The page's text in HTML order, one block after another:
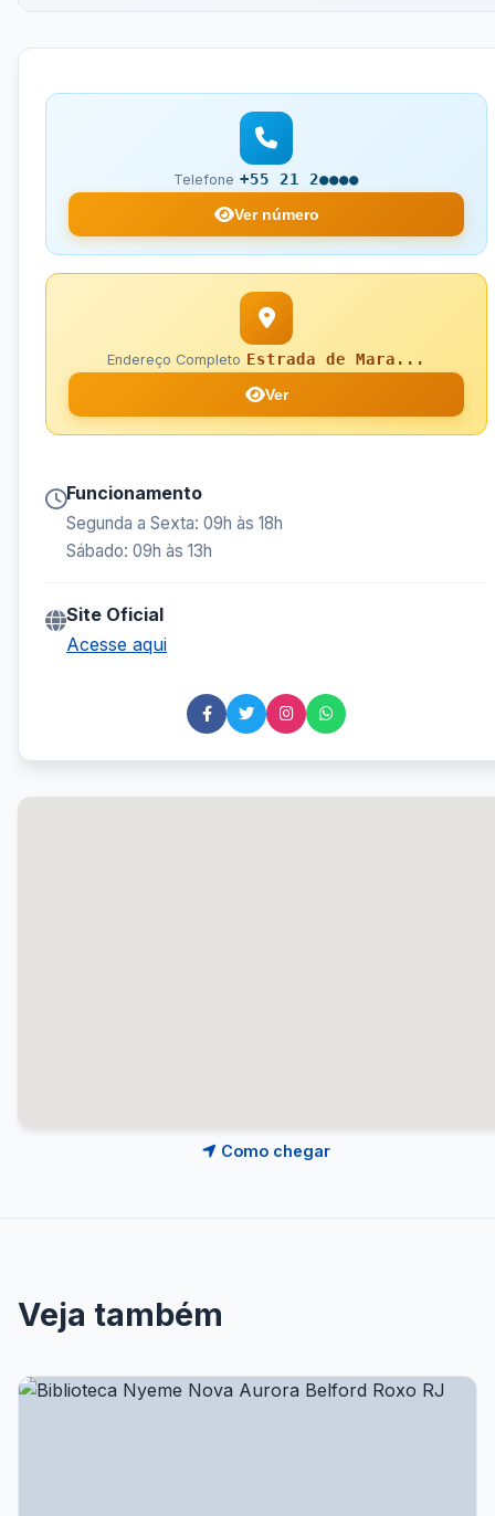
Telefone +55 21 2●●●●
Ver número
Endereço Completo Estrada de Mara...
Ver
Funcionamento
Segunda a Sexta: 09h às 18h
Sábado: 09h às 13h
Site Oficial
Acesse aqui
Como chegar
Veja também